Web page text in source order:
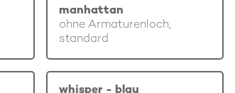
manhattan
ohne Armaturenloch,
standard
whisper - blau